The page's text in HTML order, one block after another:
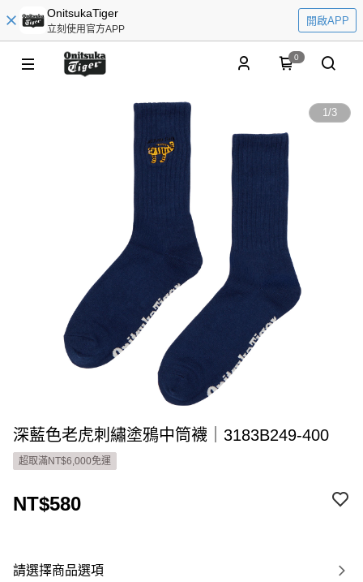
OnitsukaTiger
立刻使用官方APP
開啟APP
0
1/3
深藍色老虎刺繡塗鴉中筒襪｜3183B249-400
超取滿NT$6,000免運
NT$580
請選擇商品選項